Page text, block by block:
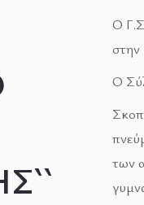
Ο
στην
Ο
των